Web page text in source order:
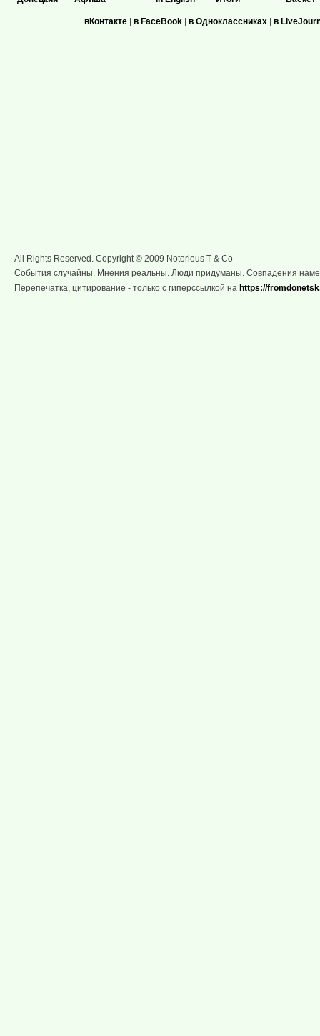
вКонтакте | в FaceBook | в Одноклассниках | в
All Rights Reserved. Copyright © 2009 Notorious T & Co
События случайны. Мнения реальны. Люди придуманы. Совпадения
Перепечатка, цитирование - только с гиперссылкой на https://